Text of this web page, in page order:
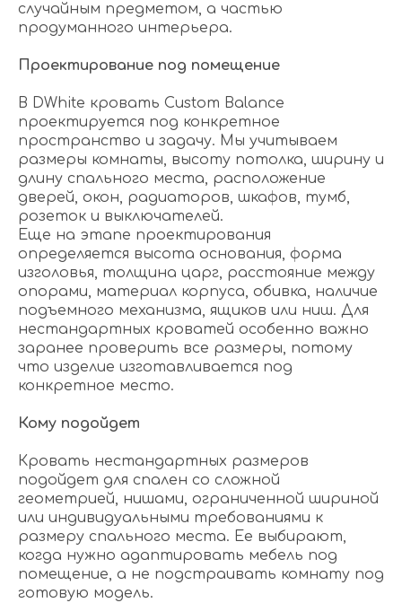
случайным предметом, а частью
продуманного интерьера.
Проектирование под помещение
В DWhite кровать Custom Balance
проектируется под конкретное
пространство и задачу. Мы учитываем
размеры комнаты, высоту потолка, ширину и
длину спального места, расположение
дверей, окон, радиаторов, шкафов, тумб,
розеток и выключателей.
Еще на этапе проектирования
определяется высота основания, форма
изголовья, толщина царг, расстояние между
опорами, материал корпуса, обивка, наличие
подъемного механизма, ящиков или ниш. Для
нестандартных кроватей особенно важно
заранее проверить все размеры, потому
что изделие изготавливается под
конкретное место.
Кому подойдет
Кровать нестандартных размеров
подойдет для спален со сложной
геометрией, нишами, ограниченной шириной
или индивидуальными требованиями к
размеру спального места. Ее выбирают,
когда нужно адаптировать мебель под
помещение, а не подстраивать комнату под
готовую модель.